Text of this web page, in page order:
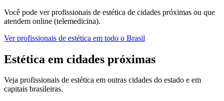
Você pode verprofissionais de estética de cidades próximas ou que
atendem online (telemedicina).
Verprofissionais de estética em todo o Brasil
Estética em cidades próximas
Veja profissionais de estética em outras cidades do estado e em
capitais brasileiras.